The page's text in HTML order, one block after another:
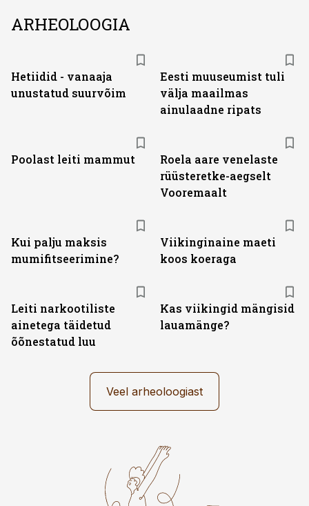
ARHEOLOOGIA
Hetiidid - vanaaja
unustatud suurvõim
Eesti muuseumist tuli
välja maailmas
ainulaadne ripats
Poolast leiti mammut
Roela aare venelaste
rüüsteretke-aegselt
Vooremaalt
Kui palju maksis
mumifitseerimine?
Viikinginaine maeti
koos koeraga
Leiti narkootiliste
ainetega täidetud
õõnestatud luu
Kas viikingid mängisid
lauamänge?
Veel arheoloogiast